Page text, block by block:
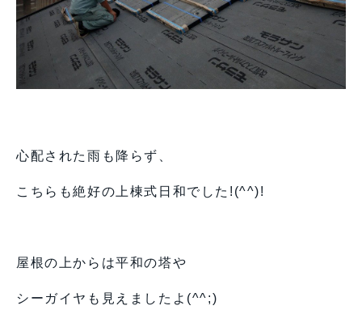
心配された雨も降らず、
こちらも絶好の上棟式日和でした!(^^)!
屋根の上からは平和の塔や
シーガイヤも見えましたよ(^^;)